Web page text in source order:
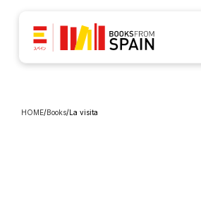
HOME/Books/La visita